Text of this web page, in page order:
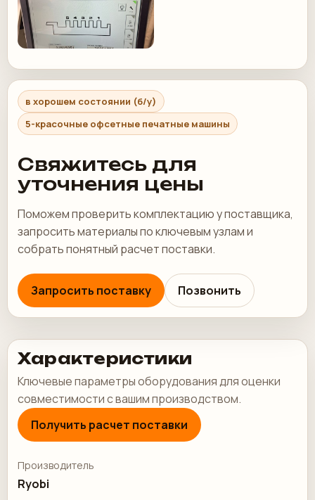
в хорошем состоянии (б/у)
5-красочные офсетные печатные машины
Свяжитесь для
уточнения цены
Поможем проверить комплектацию у поставщика,
запросить материалы по ключевым узлам и
собрать понятный расчет поставки.
Запросить поставку Позвонить
Характеристики
Ключевые параметры оборудования для оценки
совместимости с вашим производством.
Получить расчет поставки
Производитель
Ryobi